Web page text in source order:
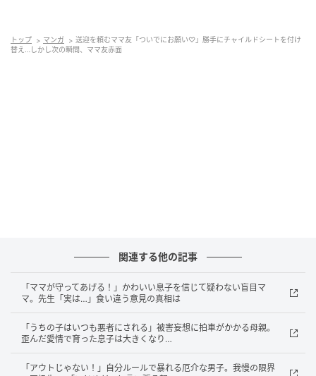
そんなある日のお迎えのこと。Aさんは「1人も2人も
変わらないでしょ？ うちにおばあちゃんがいるから子
どもだけ送って！ 私はちょっと用があって」と言いな
がら、チャイルドシートを自分の車から私の車に付け
替え始めたのです。あり得ない行動に私は思わずあぜ
んとしてしまい、何も言えずにいました。
トップ マンガ
送迎を頼むママ友「ついでにお願い♡」勝手にチャイルドシートを付け
替え…しかし次の瞬間、ママ友赤面
関連する他の記事
「ママが守ってあげる！」かわいい息子を信じて疑わない盲目マ
マ。先生「実は…」食い違う意見の真相は
「うちの子はいつも悪者にされる」被害妄想に拍車がかかる母親。
歪んだ愛情で育った息子は大きくなり…
「アウトじゃない！」自分ルールで暴れる厄介な男子。我慢の限界